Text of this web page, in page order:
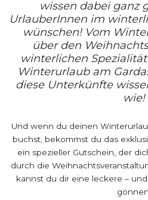
wissen dabei ganz
UrlauberInnen im
wünschen! Vom
über den
winterlichen
Winterurlaub am
diese Unterkünfte
wie!
Und wenn du deinen
buchst, bekommst du das
ein spezieller Gutschein, der
durch die
kannst du dir eine leckere –